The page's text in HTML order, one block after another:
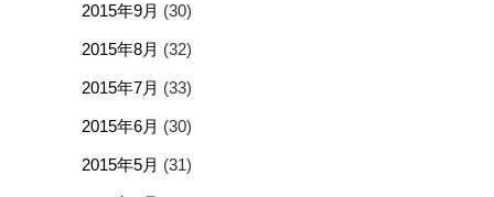
2015年9月 (30)
2015年8月 (32)
2015年7月 (33)
2015年6月 (30)
2015年5月 (31)